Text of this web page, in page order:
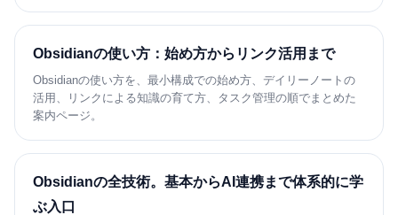
Obsidianの使い方：始め方からリンク活用まで
Obsidianの使い方を、最小構成での始め方、デイリーノートの
活用、リンクによる知識の育て方、タスク管理の順でまとめた
案内ページ。
Obsidianの全技術。基本からAI連携まで体系的に学
ぶ入口